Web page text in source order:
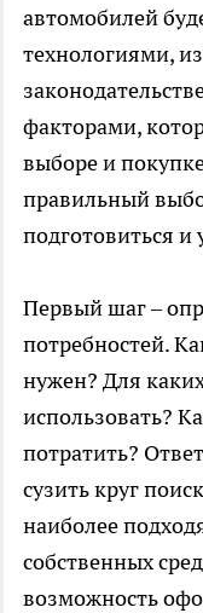
автомобилей
технологиями,
факторами,
выборе и
правильный
подготовиться и
Первый шаг –
потребностей.
нужен? Для
использовать?
потратить?
сузить круг
наиболее
собственных
возможность